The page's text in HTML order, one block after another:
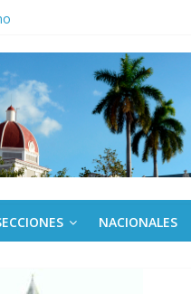
y otras instalaciones
en Sudáfrica
NACIONALES